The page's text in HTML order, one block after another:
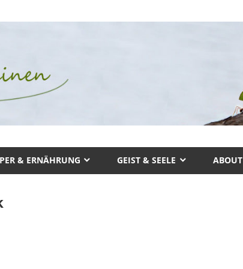
& ERNÄHRUNG GEIST & SEELE ABOUT